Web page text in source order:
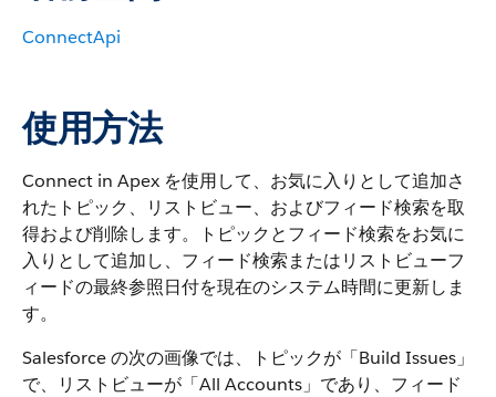
ConnectApi
使用方法
Connect in Apex を使用して、お気に入りとして追加さ
れたトピック、リストビュー、およびフィード検索を取
得および削除します。トピックとフィード検索をお気に
入りとして追加し、フィード検索またはリストビューフ
ィードの最終参照日付を現在のシステム時間に更新しま
す。
Salesforce の次の画像では、トピックが「Build Issues」
で、リストビューが「All Accounts」であり、フィード